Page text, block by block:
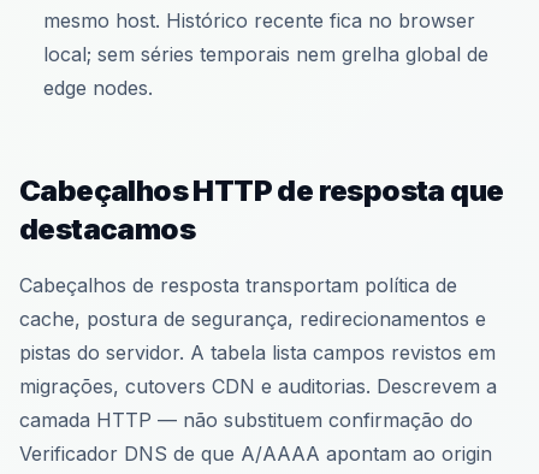
mesmo host. Histórico recente fica no browser
local; sem séries temporais nem grelha global de
edge nodes.
Cabeçalhos HTTP de resposta que
destacamos
Cabeçalhos de resposta transportam política de
cache, postura de segurança, redirecionamentos e
pistas do servidor. A tabela lista campos revistos em
migrações, cutovers CDN e auditorias. Descrevem a
camada HTTP — não substituem confirmação do
Verificador DNS de que A/AAAA apontam ao origin